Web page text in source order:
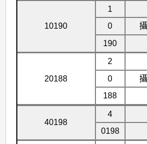
10190
1
0
190
20188
2
0
188
40198
4
0198